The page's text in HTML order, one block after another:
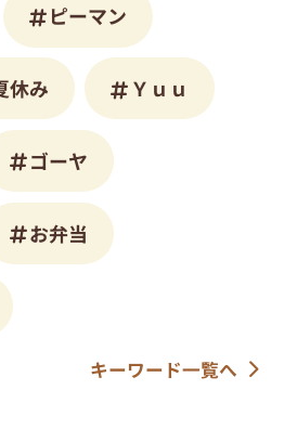
ピーマン
休み Ｙｕｕ
ゴーヤ
お弁当
キーワード一覧へ